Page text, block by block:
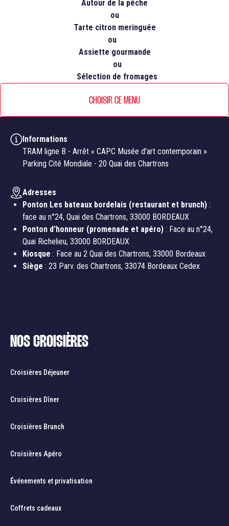
Autour de la pêche
ou
Tarte citron meringuée
ou
Assiette gourmande
ou
Sélection de fromages
CHOISIR CE MENU
Informations
TRAM ligne B - Arrêt « CAPC Musée d'art contemporain »
Parking Cité Mondiale - 20 Quai des Chartrons
Adresses
Ponton Les bateaux bordelais (restaurant et brunch) :
face au n°24, Quai des Chartrons, 33000 BORDEAUX
Ponton d'honneur (promenade et apéro) : Face au n°24,
Quai Richelieu, 33000 BORDEAUX
Kiosque : Face au 2 Quai des Chartrons, 33000 Bordeaux
Siège : 23 Parv. des Chartrons, 33074 Bordeaux Cedex
NOS CROISIÈRES
Croisières Déjeuner
Croisières Dîner
Croisières Brunch
Croisières Apéro
Événements et privatisation
Coffrets cadeaux